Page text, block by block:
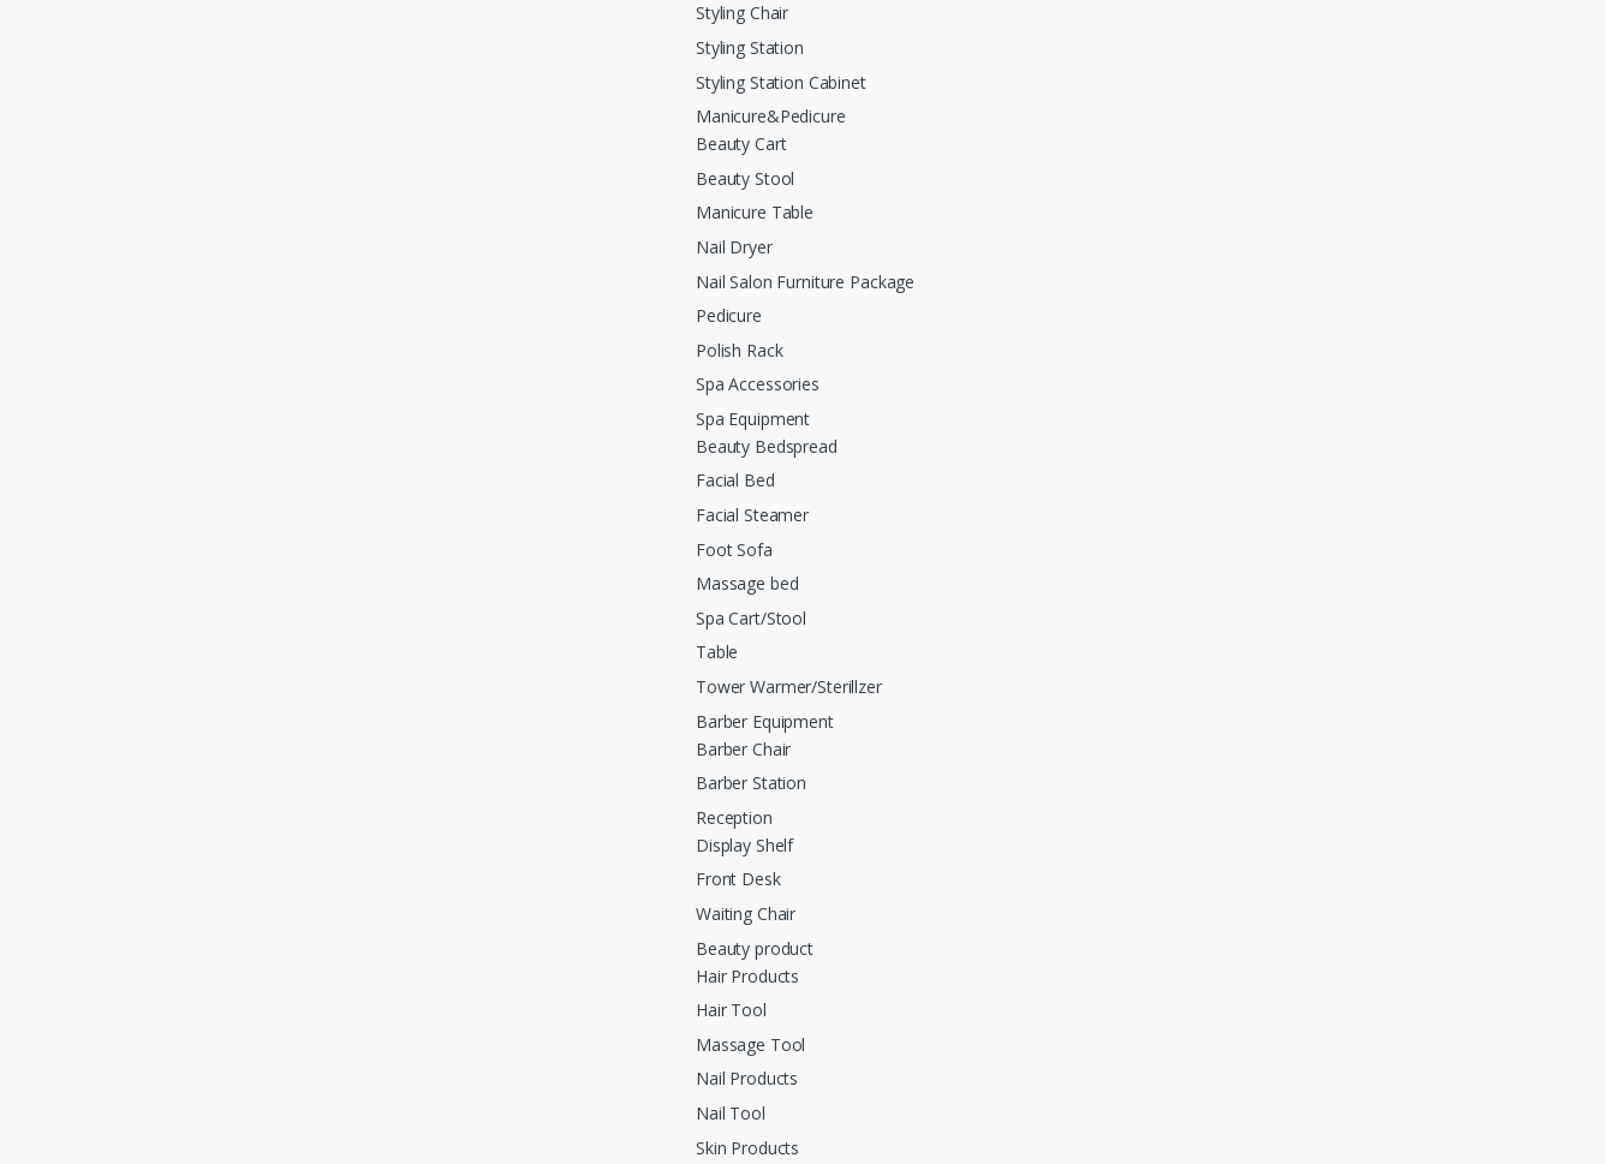
Styling Chair
Styling Station
Styling Station Cabinet
Manicure&Pedicure
Beauty Cart
Beauty Stool
Manicure Table
Nail Dryer
Nail Salon Furniture Package
Pedicure
Polish Rack
Spa Accessories
Spa Equipment
Beauty Bedspread
Facial Bed
Facial Steamer
Foot Sofa
Massage bed
Spa Cart/Stool
Table
Tower Warmer/Sterillzer
Barber Equipment
Barber Chair
Barber Station
Reception
Display Shelf
Front Desk
Waiting Chair
Beauty product
Hair Products
Hair Tool
Massage Tool
Nail Products
Nail Tool
Skin Products